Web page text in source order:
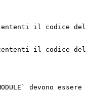
il codice del
il codice del
devono